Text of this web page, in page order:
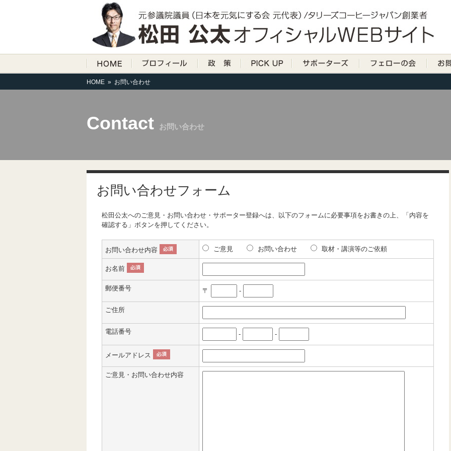
HOME » お問い合わせ
Contact お問い合わせ
お問い合わせフォーム
松田公太へのご意見・お問い合わせ・サポーター登録へは、以下のフォームに必要事項をお書きの上、「内容を
確認する」ボタンを押してください。
お問い合わせ内容 ご意見 お問い合わせ 取材・講演等のご依頼
お名前
郵便番号 〒 -
ご住所
電話番号 - -
メールアドレス
ご意見・お問い合わせ内容